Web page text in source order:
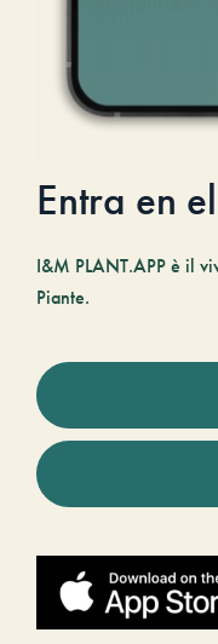
Entra en
I&M PLANT.APP è il
Piante.